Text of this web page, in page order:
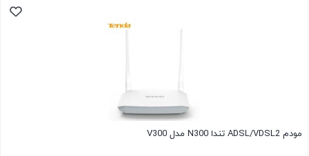
مودم ADSL/VDSL2 تندا N300 مدل V300